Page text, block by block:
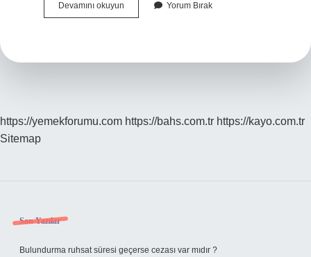
Devamını okuyun
Yapmak
Yorum Bırak
https://yemekforumu.com https://bahs.com.tr https://kayo.com.tr
Sitemap
Sidebar
Son Yazılar
Bulundurma ruhsat süresi geçerse cezası var mıdır ?